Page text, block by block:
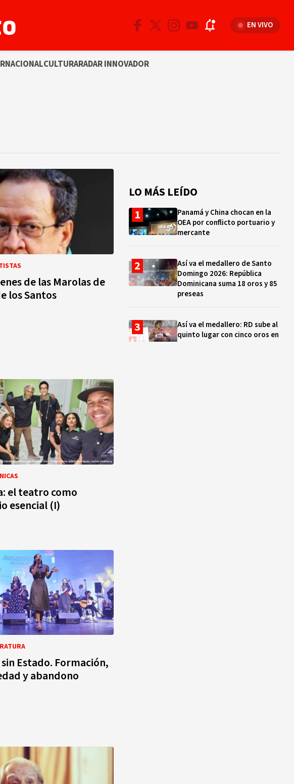
EN VIVO
CULTURARADAR INNOVADOR
de las Marolas de
los Santos
el teatro como
esencial (I)
Estado. Formación,
y abandono
LO MÁS LEÍDO
Panamá y China chocan en la
OEA por conflicto portuario y
mercante
Así va el medallero de Santo
Domingo 2026: República
Dominicana suma 18 oros y 85
preseas
Así va el medallero: RD sube al
quinto lugar con cinco oros en